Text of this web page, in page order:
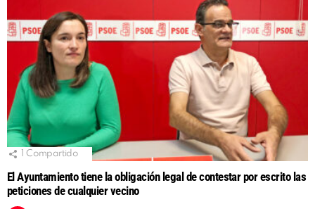
Compartido
El Ayuntamiento tiene la obligación legal de contestar por escrito las
peticiones de cualquier vecino